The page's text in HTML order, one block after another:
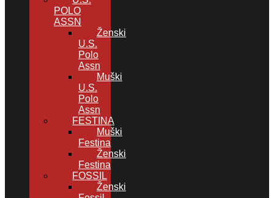
POLO
ASSN
Ženski
U.S.
Polo
Assn
Muški
U.S.
Polo
Assn
FESTINA
Muški
Festina
Ženski
Festina
FOSSIL
Ženski